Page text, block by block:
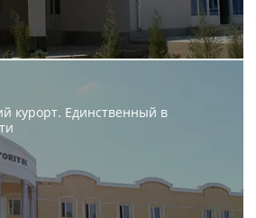
курорт. Единственный в